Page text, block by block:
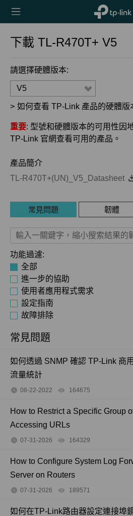
TP-Link,
Reliably
下載 TL-R470T+ V5
請選擇硬體版本:
V5
> 如何查看 TP-Link 產品的硬體版
重要: 型號和硬體版本的可用性因
TP-Link 官網查看可用的產品。
產品簡介
TL-R470T+(UN)_V5_Datasheet
常見問題 韌體
功能過濾:
全部
進一步的協助
使用者應用程式需求
設定指南
故障排除
常見問題
如何透過 SNMP 確認 TP-Link 商
流量統計
08-22-2022 164675
How to Restrict a Specific Group
Accessing URLs
07-31-2026 164329
How to Configure System Log
Server on Routers
07-31-2026 189571
如何在TP-Link路由器設定連接埠